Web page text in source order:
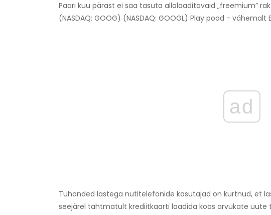
Paari kuu pärast ei saa tasuta allalaaditavaid „freemium”
(NASDAQ: GOOG) (NASDAQ: GOOGL) Play pood - vähemalt
ad
Tuhanded lastega nutitelefonide kasutajad on kurtnud, et
seejärel tahtmatult krediitkaarti laadida koos arvukate